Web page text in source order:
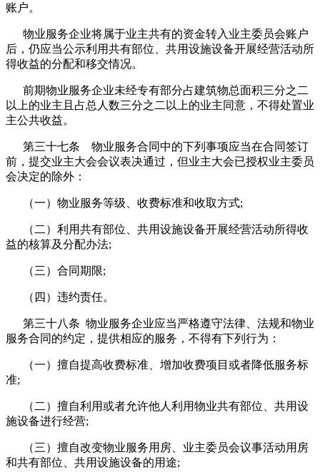
账户。
物业服务企业将属于业主共有的资金转入业主委员会账户
后，仍应当公示利用共有部位、共用设施设备开展经营活动所
得收益的分配和移交情况。
前期物业服务企业未经专有部分占建筑物总面积三分之二
以上的业主且占总人数三分之二以上的业主同意，不得处置业
主公共收益。
第三十七条 物业服务合同中的下列事项应当在合同签订
前，提交业主大会会议表决通过，但业主大会已授权业主委员
会决定的除外：
（一）物业服务等级、收费标准和收取方式;
（二）利用共有部位、共用设施设备开展经营活动所得收
益的核算及分配办法;
（三）合同期限;
（四）违约责任。
第三十八条 物业服务企业应当严格遵守法律、法规和物业
服务合同的约定，提供相应的服务，不得有下列行为：
（一）擅自提高收费标准、增加收费项目或者降低服务标
准;
（二）擅自利用或者允许他人利用物业共有部位、共用设
施设备进行经营;
（三）擅自改变物业服务用房、业主委员会议事活动用房
和共有部位、共用设施设备的用途;